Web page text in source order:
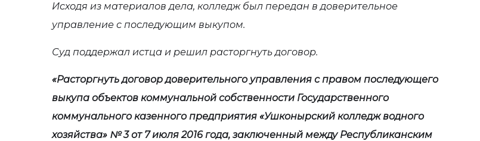
Исходя из материалов дела, колледж был передан в доверительное
управление с последующим выкупом.
Суд поддержал истца и решил расторгнуть договор.
«Расторгнуть договор доверительного управления с правом последующего
выкупа объектов коммунальной собственности Государственного
коммунального казенного предприятия «Ушконырский колледж водного
хозяйства» № 3 от 7 июля 2016 года, заключенный между Республиканским